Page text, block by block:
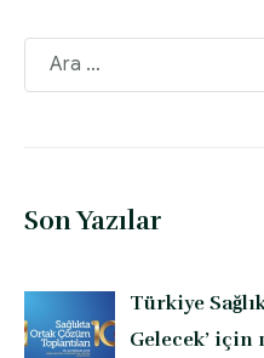
Son Yazılar
Türkiye
Gelecek’ için